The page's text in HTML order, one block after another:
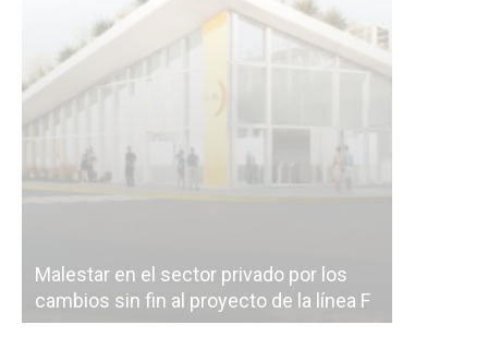
Malestar en el sector privado por los
cambios sin fin al proyecto de la línea F